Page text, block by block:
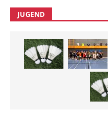
JUGEND